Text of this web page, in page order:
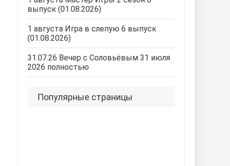
выпуск (01.08.2026)
1 августа Игра в слепую 6 выпуск
(01.08.2026)
31.07.26 Вечер с Соловьёвым 31 июля
2026 полностью
Популярные страницы